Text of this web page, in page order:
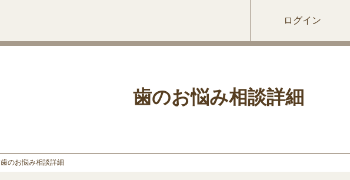
ログイン
歯のお悩み相談詳細
歯のお悩み相談詳細